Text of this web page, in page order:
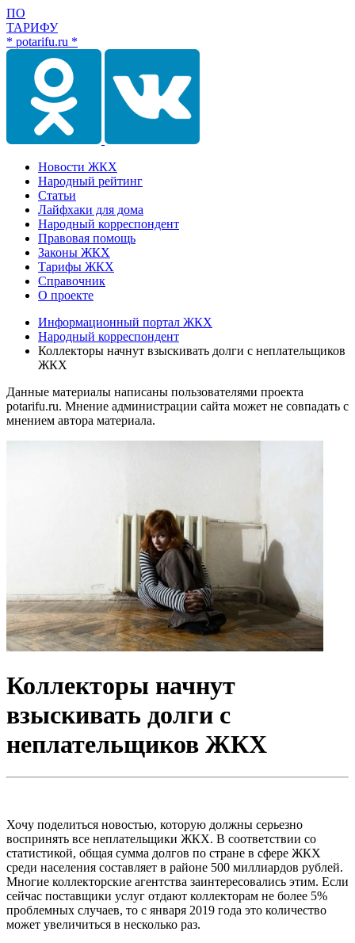
ПО
ТАРИФУ
* potarifu.ru *
Новости ЖКХ
Народный рейтинг
Статьи
Лайфхаки для дома
Народный корреспондент
Правовая помощь
Законы ЖКХ
Тарифы ЖКХ
Справочник
О проекте
Информационный портал ЖКХ
Народный корреспондент
Коллекторы начнут взыскивать долги с неплательщиков
ЖКХ
Данные материалы написаны пользователями проекта
potarifu.ru. Мнение администрации сайта может не совпадать с
мнением автора материала.
Коллекторы начнут
взыскивать долги с
неплательщиков ЖКХ
Хочу поделиться новостью, которую должны серьезно
воспринять все неплательщики ЖКХ. В соответствии со
статистикой, общая сумма долгов по стране в сфере ЖКХ
среди населения составляет в районе 500 миллиардов рублей.
Многие коллекторские агентства заинтересовались этим. Если
сейчас поставщики услуг отдают коллекторам не более 5%
проблемных случаев, то с января 2019 года это количество
может увеличиться в несколько раз.